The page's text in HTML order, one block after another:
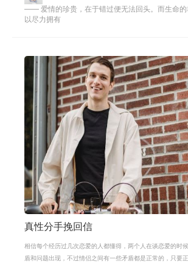
—— 爱情的珍贵，在于错过便无法回头。而生命的
以尽力拥有
真性分手挽回信
相信每个经历过几次恋爱的人都懂得，两个人在谈恋爱的时
盾和问题出现，不过情侣之间有一些矛盾都是正常的，只要